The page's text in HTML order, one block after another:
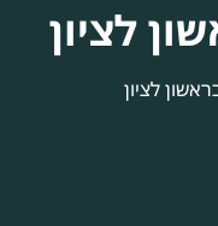
לציון
לציון